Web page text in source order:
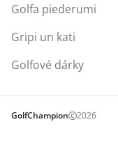
Golfa piederumi
Gripi un kati
Golfové dárky
GolfChampion 2026